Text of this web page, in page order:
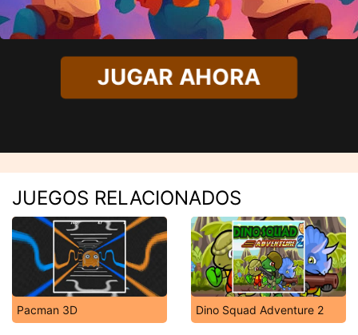
JUGAR AHORA
JUEGOS RELACIONADOS
Pacman 3D Dino Squad Adventure 2